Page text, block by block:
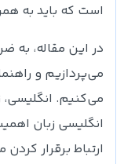
است که باید به
در این مقاله، به
می‌پردازیم و
می‌کنیم.
انگلیسی زبان
ارتباط برقرار